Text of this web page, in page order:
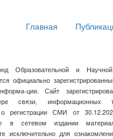
Главная
Образовательной и
официально
ции. Сайт
связи, информационных
о регистрации СМИ от
в сетевом издании
исключительно для